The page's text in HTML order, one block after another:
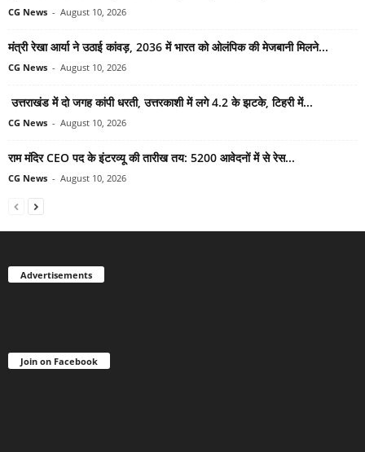
CG News - August 10, 2026
मंत्री रेखा आर्या ने उठाई कांवड़, 2036 में भारत को ओलंपिक की मेजबानी मिलने...
CG News - August 10, 2026
उत्तराखंड में दो जगह कांपी धरती, उत्तरकाशी में लगे 4.2 के झटके, टिहरी में...
CG News - August 10, 2026
राम मंदिर CEO पद के इंटरव्यू की तारीख तय: 5200 आवेदनों में से रेस...
CG News - August 10, 2026
Advertisements
Join on Facebook